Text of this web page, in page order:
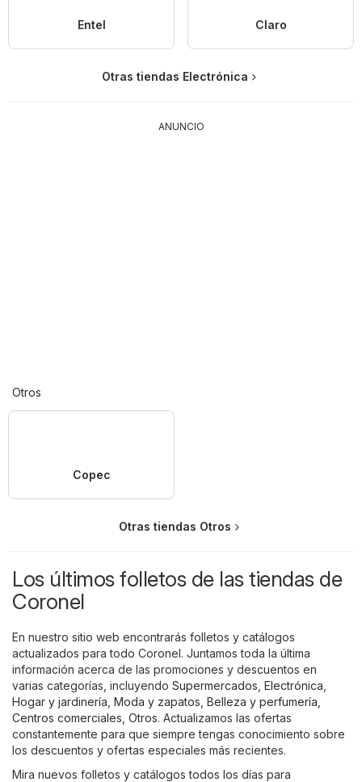
Entel Claro
Otras tiendas Electrónica
ANUNCIO
Otros
Copec
Otras tiendas Otros
Los últimos folletos de las tiendas de
Coronel
En nuestro sitio web encontrarás folletos y catálogos
actualizados para todo Coronel. Juntamos toda la última
información acerca de las promociones y descuentos en
varias categorías, incluyendo Supermercados Electrónica
Hogar y jardinería Moda y zapatos Belleza y perfumería
Centros comerciales Otros. Actualizamos las ofertas
constantemente para que siempre tengas conocimiento sobre
los descuentos y ofertas especiales más recientes.
Mira nuevos folletos y catálogos todos los días para